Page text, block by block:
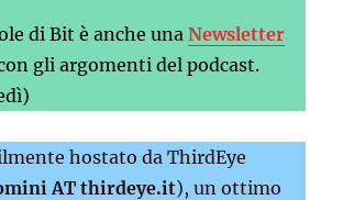
di Bit è anche unaNewsletter
gli argomenti del podcast.
hostato da ThirdEye
AT thirdeye.it), un ottimo